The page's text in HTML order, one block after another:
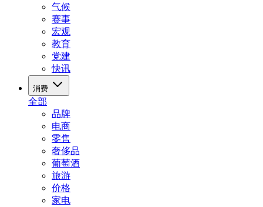
气候
赛事
宏观
教育
党建
快讯
消费
全部
品牌
电商
零售
奢侈品
葡萄酒
旅游
价格
家电